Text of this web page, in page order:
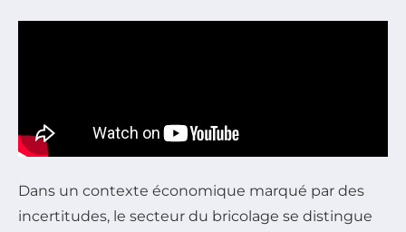
Dans un contexte économique marqué par des
incertitudes, le secteur du bricolage se distingue